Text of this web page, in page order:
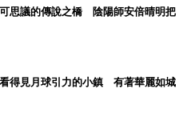
可思議的傳說之橋 陰陽師安倍晴明把
看得見月球引力的小鎮 有著華麗如城